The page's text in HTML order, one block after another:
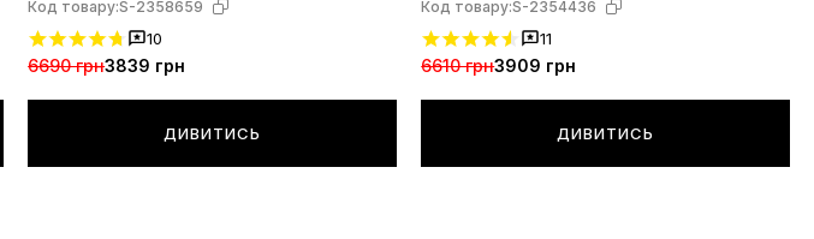
Код товару:S-2358659
10
6690 грн3839 грн
ДИВИТИСЬ
Код товару:S-2354436
11
6610 грн3909 грн
ДИВИТИСЬ